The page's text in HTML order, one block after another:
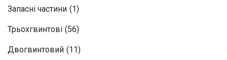
Запасні частини (1)
Трьохгвинтові (56)
Двогвинтовий (11)